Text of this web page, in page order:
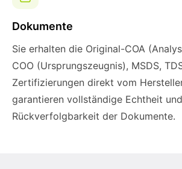
Dokumente
Sie erhalten die Original-COA
COO (Ursprungszeugnis), MSDS,
Zertifizierungen direkt vom
garantieren vollständige Echtheit und
Rückverfolgbarkeit der Dokumente.